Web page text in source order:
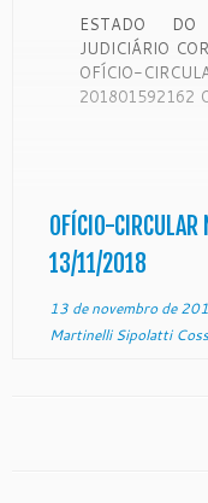
ESTADO
JUDICIÁRIO
OFÍCIO-
201801592162
fiscalização,
[…]
OFÍCIO-
13/11/2018
13 de novembro de
Martinelli Sipolatti